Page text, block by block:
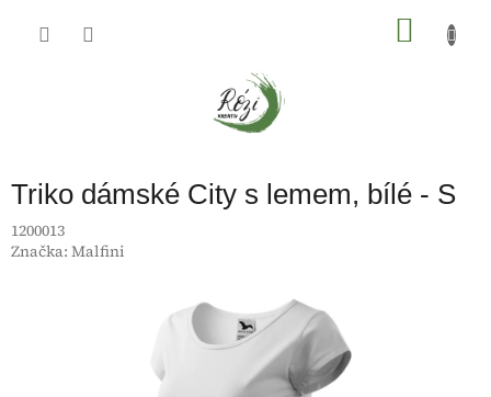
Triko dámské City s lemem, bílé - S
1200013
Značka: Malfini